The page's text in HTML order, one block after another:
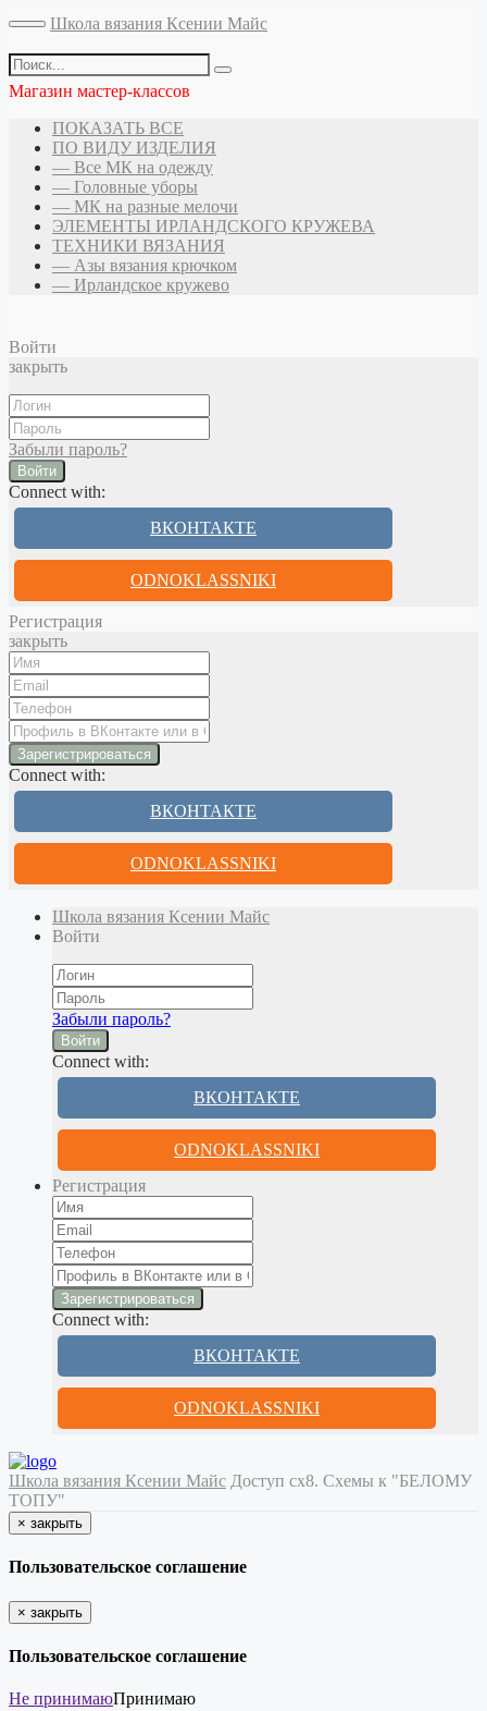
Школа вязания Ксении Майс
Магазин мастер-классов
ПОКАЗАТЬ ВСЕ
ПО ВИДУ ИЗДЕЛИЯ
— Все МК на одежду
— Головные уборы
— МК на разные мелочи
ЭЛЕМЕНТЫ ИРЛАНДСКОГО КРУЖЕВА
ТЕХНИКИ ВЯЗАНИЯ
— Азы вязания крючком
— Ирландское кружево
Войти
закрыть
Забыли пароль?
Войти
Connect with:
ВКОНТАКТЕ
ODNOKLASSNIKI
Регистрация
закрыть
Connect with:
ВКОНТАКТЕ
ODNOKLASSNIKI
Школа вязания Ксении Майс
Войти
Забыли пароль?
Войти
Connect with:
ВКОНТАКТЕ
ODNOKLASSNIKI
Регистрация
Connect with:
ВКОНТАКТЕ
ODNOKLASSNIKI
Школа вязания Ксении Майс Доступ сх8. Схемы к "БЕЛОМУ
ТОПУ"
× закрыть
Пользовательское соглашение
× закрыть
Пользовательское соглашение
Не принимаюПринимаю